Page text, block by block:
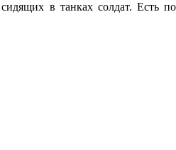
в танках солдат. Есть